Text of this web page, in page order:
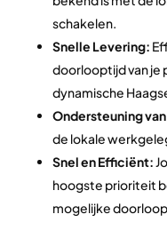
schakelen.
Snelle Levering:
doorlooptijd van je
dynamische
Ondersteuning
de lokale
Snel en Efficiënt:
hoogste prioriteit
mogelijke